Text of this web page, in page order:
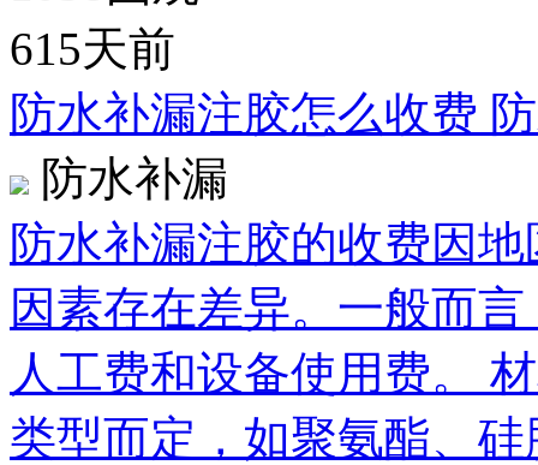
615天前
防水补漏注胶怎么收费
防水补漏
防水补漏注胶的收费因
因素存在差异。一般而
人工费和设备使用费。
类型而定，如聚氨酯、